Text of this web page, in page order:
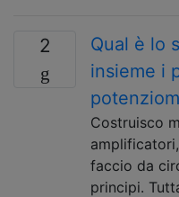
2
Qual è lo
insieme i
Costruisco
faccio da
principi.